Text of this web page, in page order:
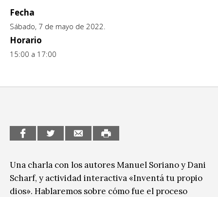
CCE en el interior/libros
Espacio itinerante de lectura infantil
Exposiciones
Formación
Género y Diversidad
Medio Ambiente
Sin categoría
Fecha
Sábado, 7 de mayo de 2022.
Horario
15:00 a 17:00
Una charla con los autoresManuel SorianoyDani
Scharf, y actividad interactiva «Inventá tu propio
dios». Hablaremos sobre cómo fue el proceso